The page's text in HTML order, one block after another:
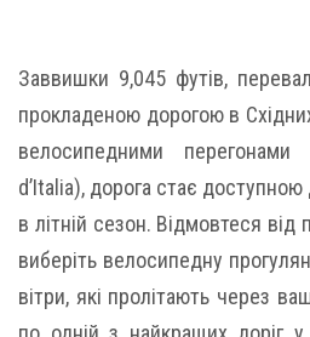
Заввишки 9,045 футів,
прокладеною дорогою в
велосипедними
d’Italia), дорога стає
в літній сезон. Відмовтеся від
виберіть велосипедну
вітри, які пролітають через